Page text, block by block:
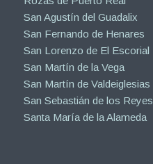
San Agustín del Guadalix
San Fernando de Henares
San Lorenzo de El Escorial
San Martín de la Vega
San Martín de Valdeiglesias
San Sebastián de los Reyes
Santa María de la Alameda